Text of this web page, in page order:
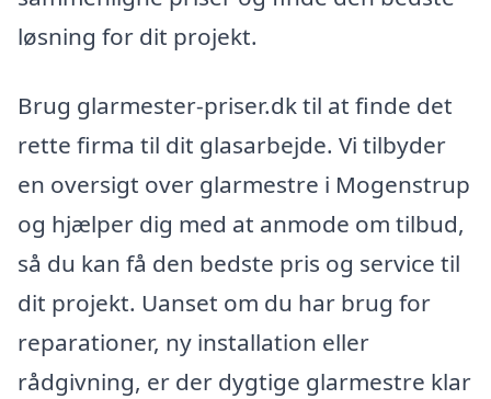
løsning for dit projekt.
Brug glarmester-priser.dk til at finde det
rette firma til dit glasarbejde. Vi tilbyder
en oversigt over glarmestre i Mogenstrup
og hjælper dig med at anmode om tilbud,
så du kan få den bedste pris og service til
dit projekt. Uanset om du har brug for
reparationer, ny installation eller
rådgivning, er der dygtige glarmestre klar